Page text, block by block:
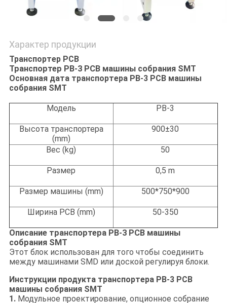
Характер продукции
Транспортер PCB
Транспортер PB-3 PCB машины собрания SMT
Основная дата транспортера PB-3 PCB машины
собрания SMT
Модель PB-3
Высота транспортера
(mm)
900±30
Вес (kg) 50
Размер 0,5 m
Размер машины (mm) 500*750*900
Ширина PCB (mm) 50-350
Описание транспортера PB-3 PCB машины
собрания SMT
Этот блок использован для того чтобы соединить
между машинами SMD или доской регулируя блоки.
Инструкции продукта транспортера PB-3 PCB
машины собрания SMT
1. Модульное проектирование, опционное собрание